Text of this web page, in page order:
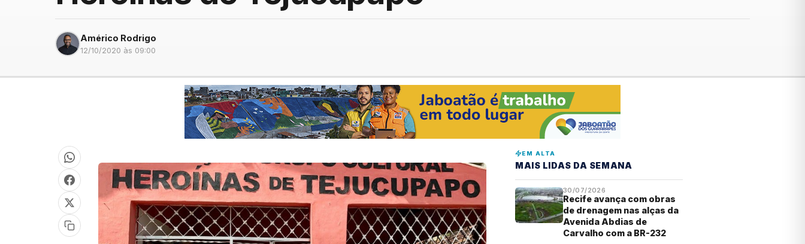
Américo Rodrigo
12/10/2020 às 09:00
EM ALTA
MAIS LIDAS DA SEMANA
30/07/2026
Recife avança com obras
de drenagem nas alças da
Avenida Abdias de
Carvalho com a BR-232